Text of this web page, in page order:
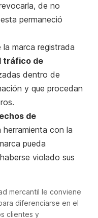
de no
permaneció
marca registrada
tráfico de
dentro de
y que procedan
de
herramienta con la
pueda
violado sus
mercantil le conviene
diferenciarse en el
clientes y